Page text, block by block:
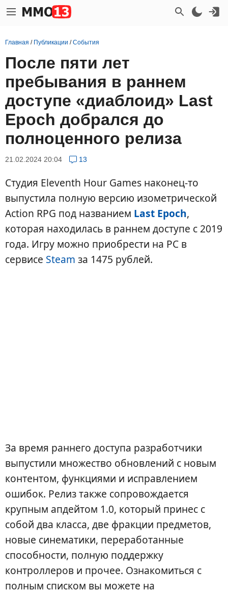
Главная / Публикации /События
После пяти лет
пребывания в раннем
доступе «диаблоид» Last
Epoch добрался до
полноценного релиза
21.02.2024 20:04 13
Студия Eleventh Hour Games наконец-то
выпустила полную версию изометрической
Action RPG под названием Last Epoch,
которая находилась в раннем доступе с 2019
года. Игру можно приобрести на PC в
сервисе Steam за 1475 pублей.
За время раннего доступа разработчики
выпустили множество обновлений с новым
контентом, функциями и исправлением
ошибок. Релиз также сопровождается
крупным апдейтом 1.0, который принес с
собой два класса, две фракции предметов,
новые синематики, переработанные
способности, полную поддержку
контроллеров и прочее. Ознакомиться с
полным списком вы можете на